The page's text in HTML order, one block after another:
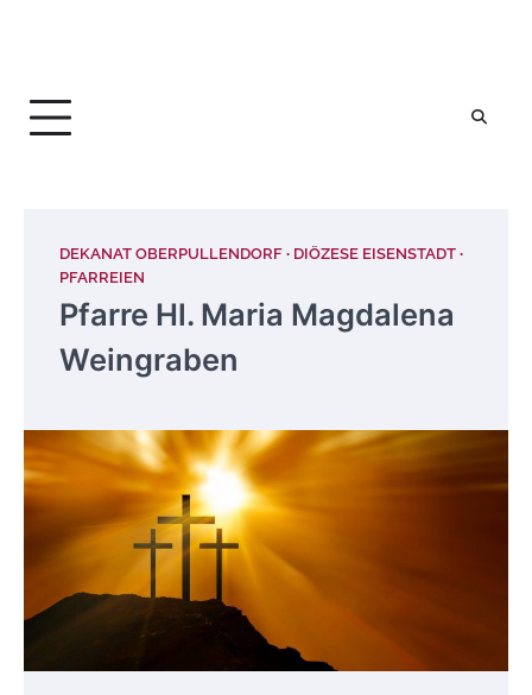
DEKANAT OBERPULLENDORF
DIÖZESE EISENSTADT
PFARREIEN
Pfarre Hl. Maria Magdalena
Weingraben